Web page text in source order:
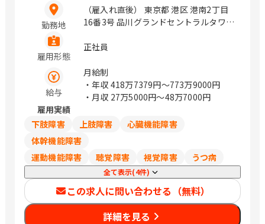
勤務地
（雇入れ直後） 東京都 港区 港南2丁目
16番3号 品川グランドセントラルタワー
大阪富国生命ビル 25F 愛知県 名古屋市
イス 10F 福岡県 福岡市博多区 博多駅東
1丁目13番6号 いちご博多イーストビル
6F （変更の範囲）会社の定める業務 /
雇用形態
正社員
給与
月給制
・年収 418万7379円〜773万9000円
・月収 27万5000円〜48万7000円
雇用実績
下肢障害
上肢障害
心臓機能障害
体幹機能障害
運動機能障害
聴覚障害 視覚障害 うつ病
全て表示(4件)
この求人に問い合わせる（無料）
詳細を見る